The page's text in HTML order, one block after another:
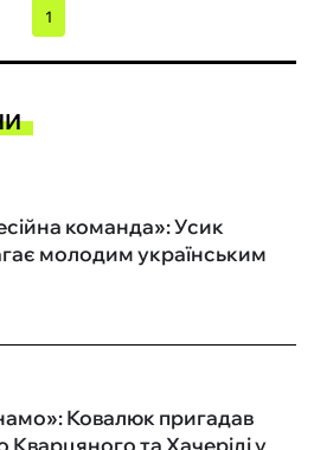
1
команда»: Усик
молодим українським
Ковалюк пригадав
Кварцяного та Хачеріді у